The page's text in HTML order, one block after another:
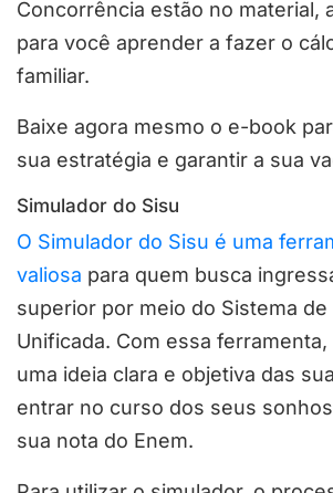
Concorrência estão no material,
para você aprender a fazer o
familiar.
Baixe agora mesmo o e-book
sua estratégia e garantir a sua
Simulador do Sisu
O Simulador do Sisu é uma
valiosa para quem busca
superior por meio do Sistema de
Unificada. Com essa
uma ideia clara e objetiva das
entrar no curso dos seus
sua nota do Enem.